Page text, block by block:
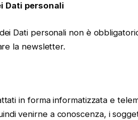
Dati personali
Dati personali non è
la newsletter.
in forma informatizzata e
venirne a conoscenza, i